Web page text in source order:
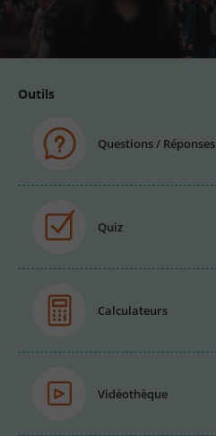
Outils
Questions / Réponses
Quiz
Calculateurs
Vidéothèque